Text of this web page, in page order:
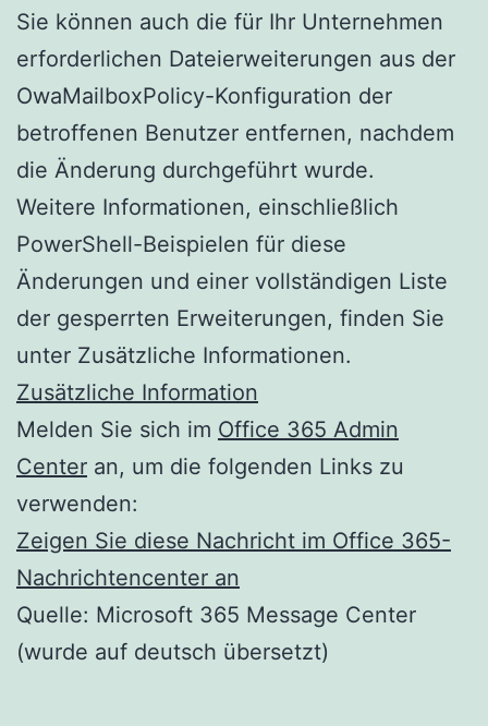
Sie können auch die für Ihr Unternehmen
erforderlichen Dateierweiterungen aus der
OwaMailboxPolicy-Konfiguration der
betroffenen Benutzer entfernen, nachdem
die Änderung durchgeführt wurde.
Weitere Informationen, einschließlich
PowerShell-Beispielen für diese
Änderungen und einer vollständigen Liste
der gesperrten Erweiterungen, finden Sie
unter Zusätzliche Informationen.
Zusätzliche Information
Melden Sie sich im Office 365 Admin
Center an, um die folgenden Links zu
verwenden:
Zeigen Sie diese Nachricht im Office 365-
Nachrichtencenter an
Quelle: Microsoft 365 Message Center
(wurde auf deutsch übersetzt)